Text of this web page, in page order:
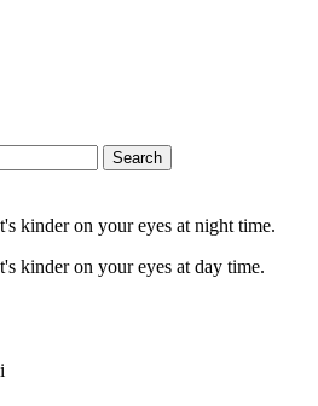
Search
kinder on your eyes at night time.
kinder on your eyes at day time.